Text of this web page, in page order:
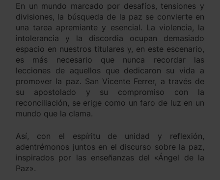
En un mundo marcado por desafíos, tensiones y
divisiones, la búsqueda de la paz se convierte en
una tarea apremiante y esencial. La violencia, la
intolerancia y la discordia ocupan demasiado
espacio en nuestros titulares y, en este escenario,
es más necesario que nunca recordar las
lecciones de aquellos que dedicaron su vida a
promover la paz. San Vicente Ferrer, a través de
su apostolado y su compromiso con la
reconciliación, se erige como un faro de luz en un
mundo que la clama.
Así, con el espíritu de unidad y reflexión,
adentrémonos juntos en el discurso sobre la paz,
inspirados por las enseñanzas del «Ángel de la
Paz».